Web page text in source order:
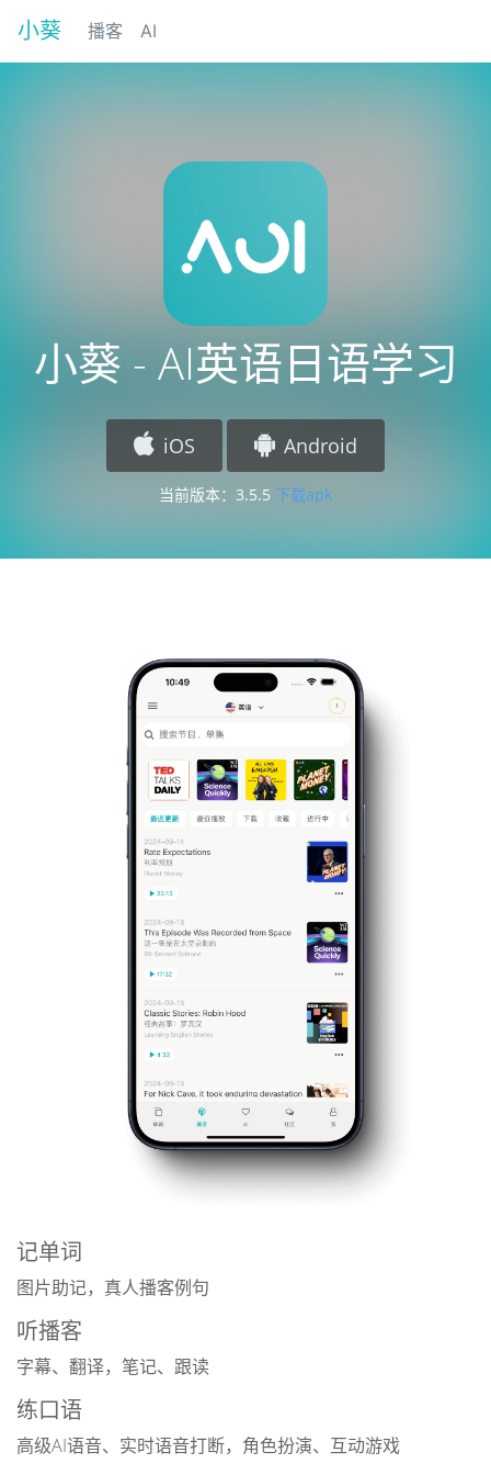
小葵 播客 AI
小葵 - AI英语日语学习
iOS Android
当前版本：3.5.5 下载apk
记单词
图片助记，真人播客例句
听播客
字幕、翻译，笔记、跟读
练口语
高级AI语音、实时语音打断，角色扮演、互动游戏